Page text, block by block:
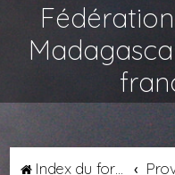
Index du forum